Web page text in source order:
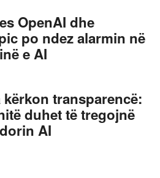
OpenAI dhe
po ndez alarmin në
e AI
transparencë:
duhet të tregojnë
AI